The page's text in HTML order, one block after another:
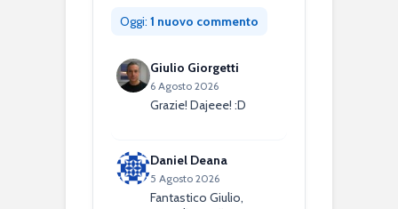
Oggi: 1 nuovo commento
Giulio Giorgetti
6 Agosto 2026
Grazie! Dajeee! :D
Daniel Deana
5 Agosto 2026
Fantastico Giulio,